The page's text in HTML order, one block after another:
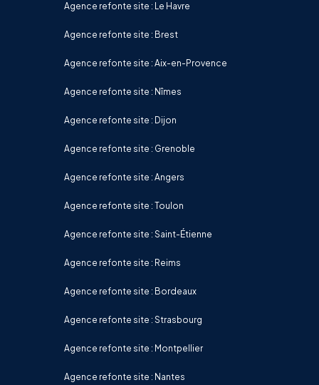
Agence refonte site : Le Havre
Agence refonte site : Brest
Agence refonte site : Aix-en-Provence
Agence refonte site : Nîmes
Agence refonte site : Dijon
Agence refonte site : Grenoble
Agence refonte site : Angers
Agence refonte site : Toulon
Agence refonte site : Saint-Étienne
Agence refonte site : Reims
Agence refonte site : Bordeaux
Agence refonte site : Strasbourg
Agence refonte site : Montpellier
Agence refonte site : Nantes